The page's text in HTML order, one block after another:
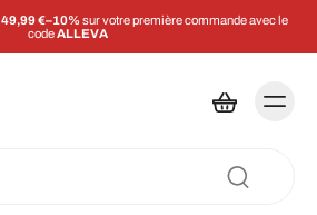
49,99 €–10% sur votre première commande avec le
codeALLEVA